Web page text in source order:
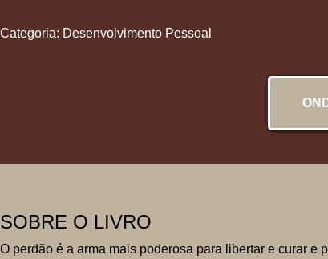
Categoria: Desenvolvimento Pessoal
SOBRE O LIVRO
O perdão é a arma mais poderosa para libertar e curar e